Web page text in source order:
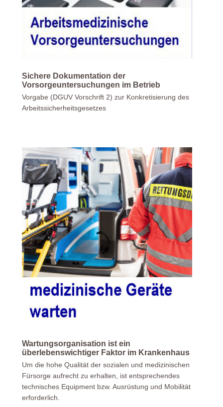
Sichere Dokumentation der
Vorsorgeuntersuchungen im Betrieb
Vorgabe (DGUV Vorschrift 2) zur Konkretisierung des
Arbeitssicherheitsgesetzes
Wartungsorganisation ist ein
überlebenswichtiger Faktor im Krankenhaus
Um die hohe Qualität der sozialen und medizinischen
Fürsorge aufrecht zu erhalten, ist entsprechendes
technisches Equipment bzw. Ausrüstung und Mobilität
erforderlich.